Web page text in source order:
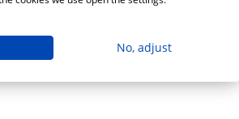
No, adjust